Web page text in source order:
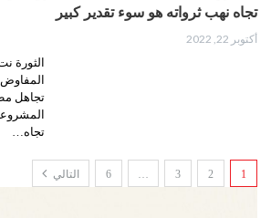
تجاه نهب ثرواته هو سوء تقدير كبير
أكتوبر 22, 2022
الثورة
تجاهل
تجاه…
1
2
3
…
6 التالي